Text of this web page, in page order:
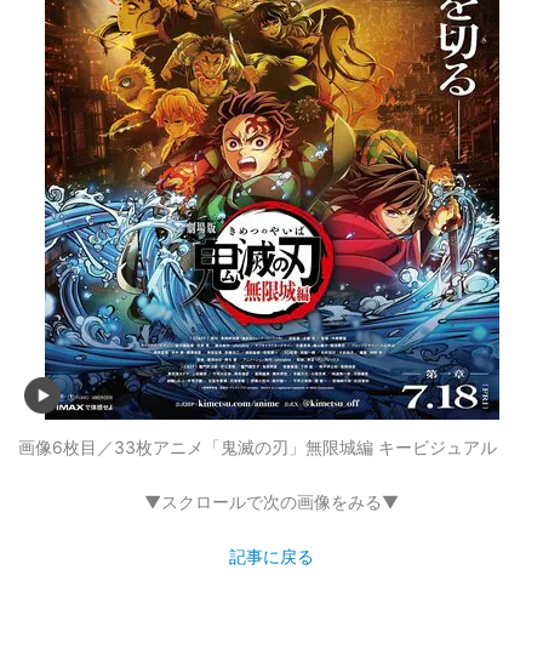
画像6枚目／33枚アニメ「鬼滅の刃」無限城編 キービジュアル
▼スクロールで次の画像をみる▼
記事に戻る